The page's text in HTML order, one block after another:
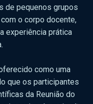
de pequenos grupos
o corpo docente,
experiência prática
como uma
que os participantes
da Reunião do